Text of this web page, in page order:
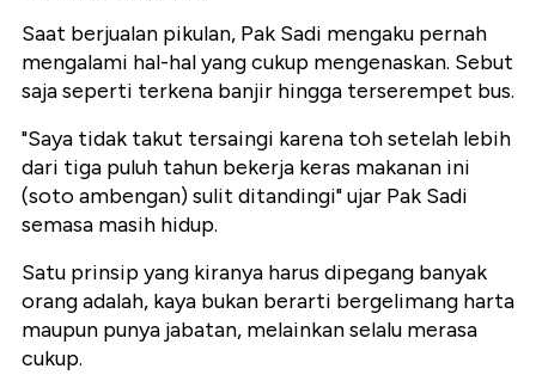
Saat berjualan pikulan, Pak Sadi mengaku pernah
mengalami hal-hal yang cukup mengenaskan. Sebut
saja seperti terkena banjir hingga terserempet bus.
"Saya tidak takut tersaingi karena toh setelah lebih
dari tiga puluh tahun bekerja keras makanan ini
(soto ambengan) sulit ditandingi" ujar Pak Sadi
semasa masih hidup.
Satu prinsip yang kiranya harus dipegang banyak
orang adalah, kaya bukan berarti bergelimang harta
maupun punya jabatan, melainkan selalu merasa
cukup.